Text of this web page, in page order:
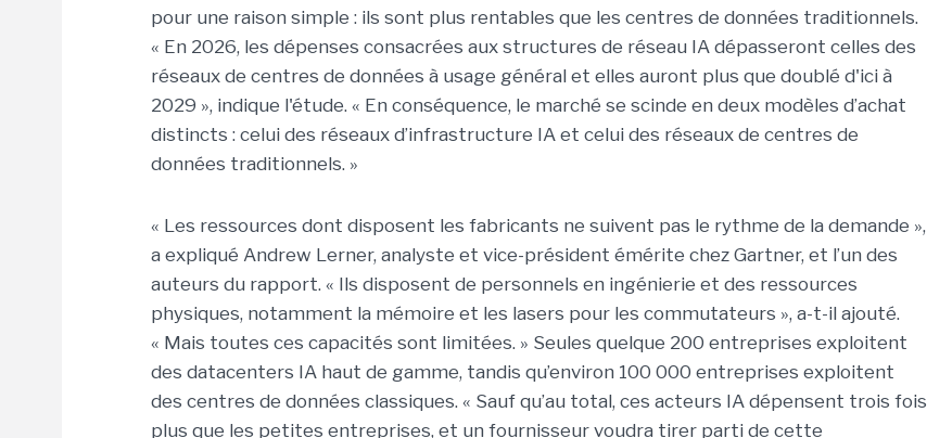
pour une raison simple : ils sont plus rentables que les centres de données traditionnels.
« En 2026, les dépenses consacrées aux structures de réseau IA dépasseront celles des
réseaux de centres de données à usage général et elles auront plus que doublé d'ici à
2029 », indique l'étude. « En conséquence, le marché se scinde en deux modèles d’achat
distincts : celui des réseaux d’infrastructure IA et celui des réseaux de centres de
données traditionnels. »
« Les ressources dont disposent les fabricants ne suivent pas le rythme de la demande »,
a expliqué Andrew Lerner, analyste et vice-président émérite chez Gartner, et l’un des
auteurs du rapport. « Ils disposent de personnels en ingénierie et des ressources
physiques, notamment la mémoire et les lasers pour les commutateurs », a-t-il ajouté.
« Mais toutes ces capacités sont limitées. » Seules quelque 200 entreprises exploitent
des datacenters IA haut de gamme, tandis qu’environ 100 000 entreprises exploitent
des centres de données classiques. « Sauf qu’au total, ces acteurs IA dépensent trois fois
plus que les petites entreprises, et un fournisseur voudra tirer parti de cette